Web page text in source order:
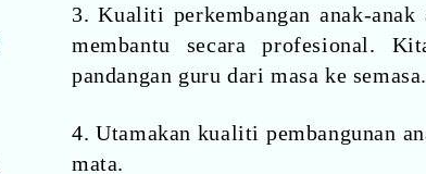
3. Kualiti perkembangan anak-
membantu secara profesional.
pandangan guru dari masa ke semasa.
4. Utamakan kualiti pembangunan
mata.